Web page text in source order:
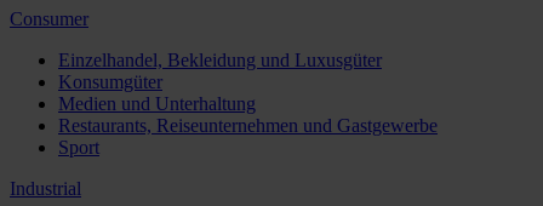
Consumer
Einzelhandel, Bekleidung und Luxusgüter
Konsumgüter
Medien und Unterhaltung
Restaurants, Reiseunternehmen und Gastgewerbe
Sport
Industrial